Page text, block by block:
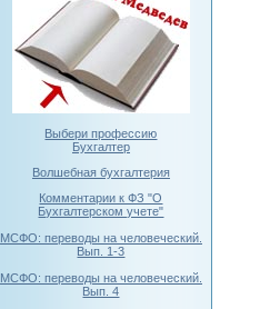
Выбери профессию
Бухгалтер
Волшебная бухгалтерия
Комментарии к ФЗ "О
Бухгалтерском учете"
МСФО: переводы на человеческий.
Вып. 1-3
МСФО: переводы на человеческий.
Вып. 4